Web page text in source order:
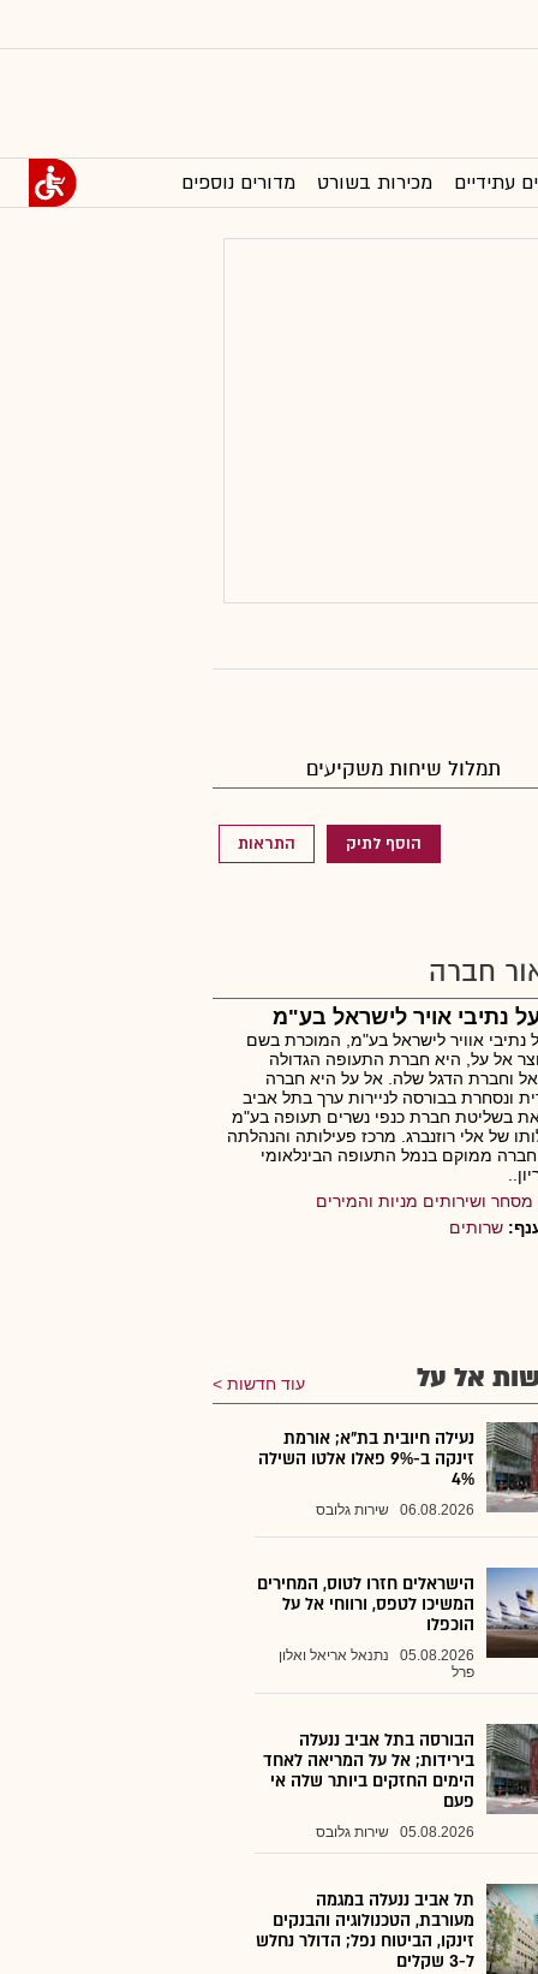
עתידיים מכירות בשורט מדורים נוספים
תמלול שיחות משקיעים
הוסף לתיק התראות
חברה
נתיבי אויר לישראל בע"מ
נתיבי אוויר לישראל בע"מ, המוכרת בשם
אל על, היא חברת התעופה הגדולה
וחברת הדגל שלה. אל על היא חברה
ונסחרת בבורסה לניירות ערך בתל אביב
בשליטת חברת כנפי נשרים תעופה בע"מ
של אלי רוזנברג. מרכז פעילותה והנהלתה
ממוקם בנמל התעופה הבינלאומי
מסחר ושירותים מניות והמירים
שרותים
אל על עוד חדשות
נעילה חיובית בת"א; אורמת
זינקה ב-9% פאלו אלטו השילה
4%
06.08.2026 שירות גלובס
הישראלים חזרו לטוס, המחירים
המשיכו לטפס, ורווחי אל על
הוכפלו
05.08.2026
נתנאל אריאל ואלון
פרל
הבורסה בתל אביב ננעלה
בירידות; אל על המריאה לאחד
הימים החזקים ביותר שלה אי
פעם
05.08.2026 שירות גלובס
תל אביב ננעלה במגמה
מעורבת, הטכנולוגיה והבנקים
זינקו, הביטוח נפל; הדולר נחלש
ל-3 שקלים